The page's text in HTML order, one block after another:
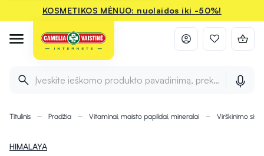
KOSMETIKOS MĖNUO: nuolaidos iki -50%!
Įveskite ieškomo produkto pavadinimą, prekės ženklą ir
Titulinis Pradžia Vitaminai, maisto papildai, mineralai Virškinimo
HIMALAYA